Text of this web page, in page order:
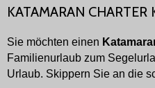
KATAMARAN CHARTER
Sie möchten einen
Familienurlaub zum
Urlaub. Skippern Sie an die